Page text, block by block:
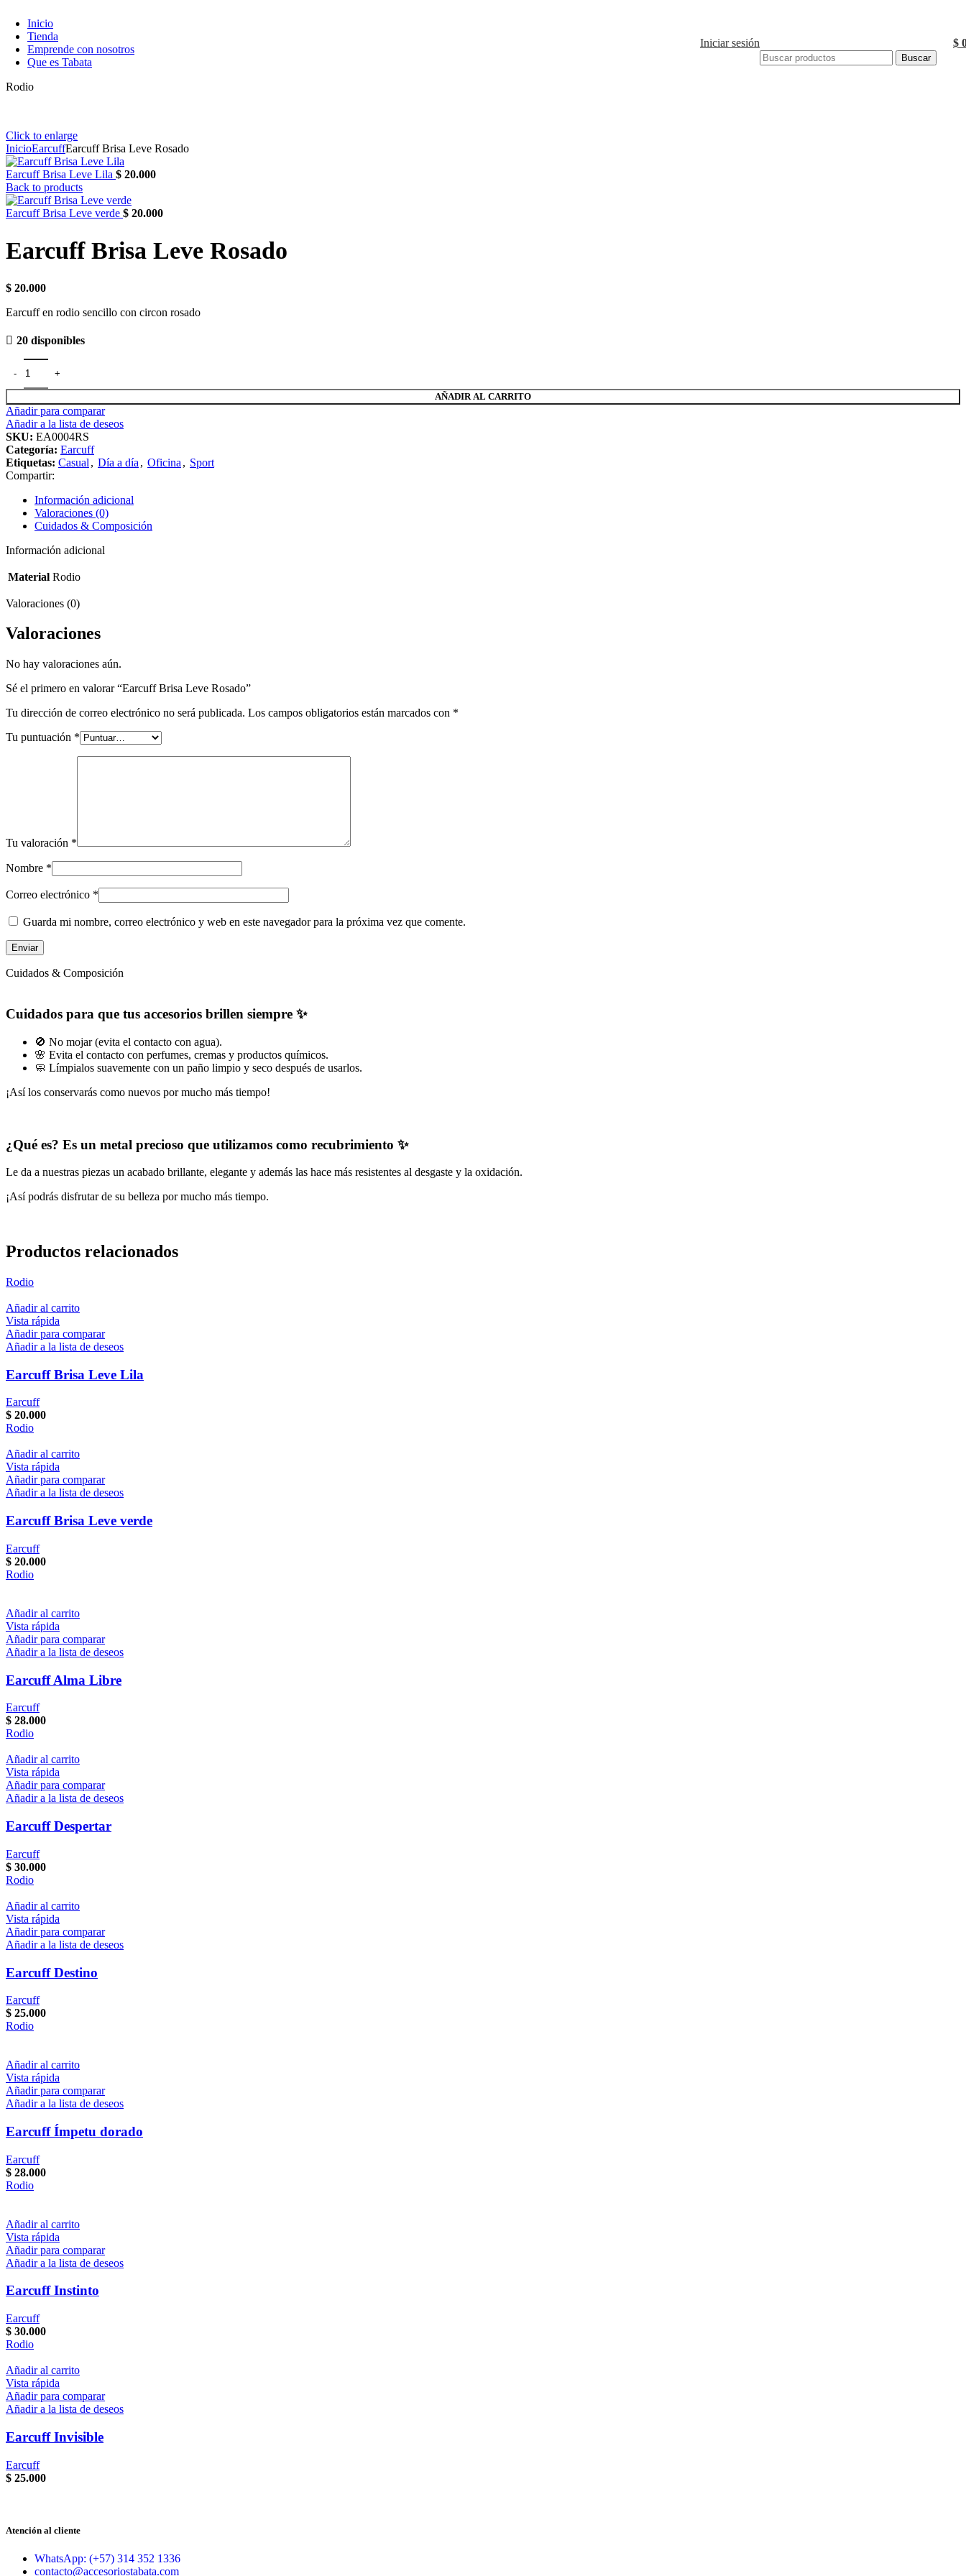
Inicio
Tienda
Emprende con nosotros
Que es Tabata
Iniciar sesión
Buscar
$
Rodio
Click to enlarge
InicioEarcuffEarcuff Brisa Leve Rosado
Earcuff Brisa Leve Lila $ 20.000
Back to products
Earcuff Brisa Leve verde $ 20.000
Earcuff Brisa Leve Rosado
$ 20.000
Earcuff en rodio sencillo con circon rosado
20 disponibles
AÑADIR AL CARRITO
Añadir para comparar
Añadir a la lista de deseos
SKU: EA0004RS
Categoría: Earcuff
Etiquetas: Casual , Día a día , Oficina , Sport
Compartir:
Información adicional
Valoraciones (0)
Cuidados & Composición
Información adicional
Material Rodio
Valoraciones (0)
Valoraciones
No hay valoraciones aún.
Sé el primero en valorar “Earcuff Brisa Leve Rosado”
Tu dirección de correo electrónico no será publicada. Los campos obligatorios están marcados con *
Tu puntuación *
Tu valoración *
Nombre *
Correo electrónico *
Guarda mi nombre, correo electrónico y web en este navegador para la próxima vez que comente.
Cuidados & Composición
Cuidados para que tus accesorios brillen siempre ✨
🚫 No mojar (evita el contacto con agua).
🌸 Evita el contacto con perfumes, cremas y productos químicos.
🧼 Límpialos suavemente con un paño limpio y seco después de usarlos.
¡Así los conservarás como nuevos por mucho más tiempo!
¿Qué es? Es un metal precioso que utilizamos como recubrimiento ✨
Le da a nuestras piezas un acabado brillante, elegante y además las hace más resistentes al desgaste y la oxidación.
¡Así podrás disfrutar de su belleza por mucho más tiempo.
Productos relacionados
Rodio
Añadir al carrito
Vista rápida
Añadir para comparar
Añadir a la lista de deseos
Earcuff Brisa Leve Lila
Earcuff
$ 20.000
Rodio
Añadir al carrito
Vista rápida
Añadir para comparar
Añadir a la lista de deseos
Earcuff Brisa Leve verde
Earcuff
$ 20.000
Rodio
Añadir al carrito
Vista rápida
Añadir para comparar
Añadir a la lista de deseos
Earcuff Alma Libre
Earcuff
$ 28.000
Rodio
Añadir al carrito
Vista rápida
Añadir para comparar
Añadir a la lista de deseos
Earcuff Despertar
Earcuff
$ 30.000
Rodio
Añadir al carrito
Vista rápida
Añadir para comparar
Añadir a la lista de deseos
Earcuff Destino
Earcuff
$ 25.000
Rodio
Añadir al carrito
Vista rápida
Añadir para comparar
Añadir a la lista de deseos
Earcuff Ímpetu dorado
Earcuff
$ 28.000
Rodio
Añadir al carrito
Vista rápida
Añadir para comparar
Añadir a la lista de deseos
Earcuff Instinto
Earcuff
$ 30.000
Rodio
Añadir al carrito
Vista rápida
Añadir para comparar
Añadir a la lista de deseos
Earcuff Invisible
Earcuff
$ 25.000
Atención al cliente
WhatsApp: (+57) 314 352 1336
contacto@accesoriostabata.com